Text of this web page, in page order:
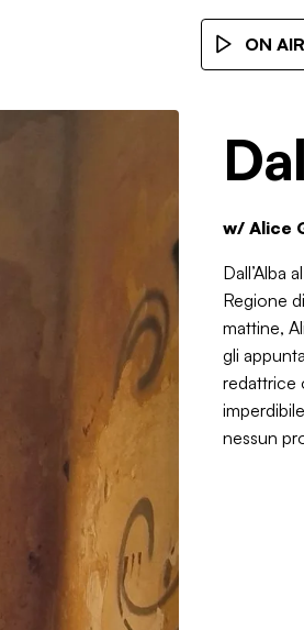
ON
w/Alice
Dall’Alba
Regione
mattine,
gli
redattrice
nessun